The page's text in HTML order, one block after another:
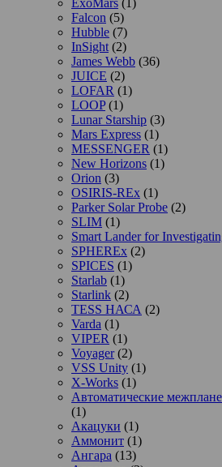
Falcon (5)
Hubble (7)
InSight (2)
James Webb (36)
JUICE (2)
LOFAR (1)
LOOP(1)
Lunar Starship (3)
Mars Express (1)
MESSENGER (1)
New Horizons (1)
Orion (3)
OSIRIS-REx (1)
Parker Solar Probe (2)
SLIM (1)
Smart Lander for
SPHEREx (2)
SPICES (1)
Starlab (1)
Starlink (2)
TESS НАСА (2)
Varda (1)
VIPER (1)
Voyager(2)
VSS Unity (1)
X-Works (1)
Автоматические
(1)
Акацуки (1)
Аммонит (1)
Ангара (13)